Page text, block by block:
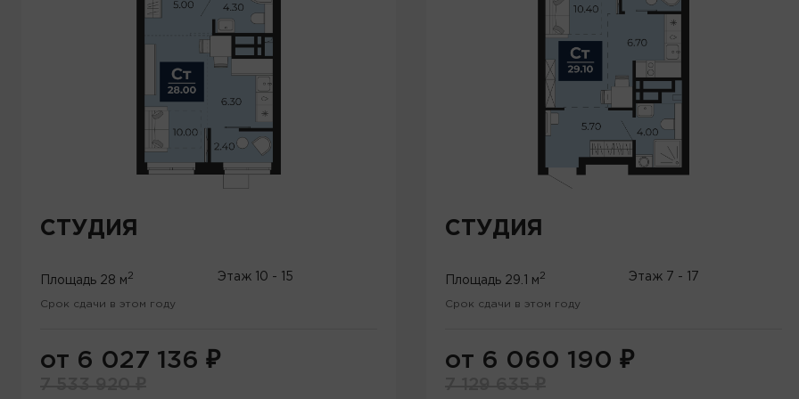
СТУДИЯ
Площадь 28 м2 Этаж 10 - 15
Срок сдачи в этом году
от 6 027 136 ₽
СТУДИЯ
Площадь 29.1 м2 Этаж 7 - 17
Срок сдачи в этом году
от 6 060 190 ₽